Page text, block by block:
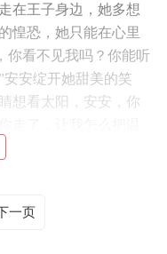
在王子身边，她多想
惶恐，她只能在心里
你看不见我吗？你能听
安绽开她甜美的笑
想看太阳，安安，你
砸在地上，我听见它
安手抓了抓，最终失
内的景象不停变幻，
一页